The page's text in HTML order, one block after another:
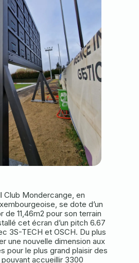
Club Mondercange, en
se dote d’un
de 11,46m2 pour son terrain
cet écran d’un pitch 6.67
3S-TECH et OSCH. Du plus
une nouvelle dimension aux
pour le plus grand plaisir des
accueillir 3300